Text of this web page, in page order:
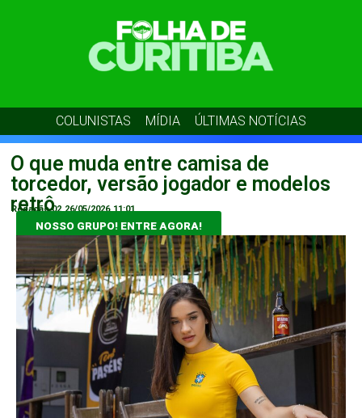
COLUNISTAS MÍDIA ÚLTIMAS NOTÍCIAS
O que muda entre camisa de
torcedor, versão jogador e modelos
retrô
Redação 02 26/05/2026 11:01
NOSSO GRUPO! ENTRE AGORA!